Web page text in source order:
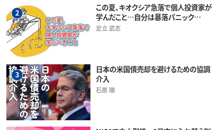
2
この夏、キオクシア急落で個人投資家が
学んだこと…自分は暴落パニック…
足立 武志
3
日本の米国債売却を避けるための協調
介入
石原 順